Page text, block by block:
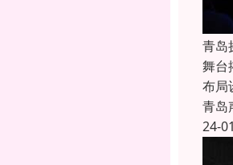
青岛
舞台
布局
青岛
24-